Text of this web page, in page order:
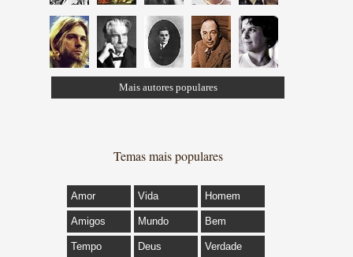
Mais autores populares
Temas mais populares
Amor Vida Homem
Amigos Mundo Bem
Tempo Deus Verdade